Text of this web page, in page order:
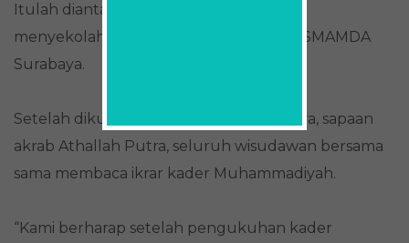
Itulah diantaranya yang menjadikannya
menyekolahkan putri dan putranya ke SMAMDA
Surabaya.
Setelah dikukuhkan, dipimpin oleh Putra, sapaan
akrab Athallah Putra, seluruh wisudawan bersama
sama membaca ikrar kader Muhammadiyah.
“Kami berharap setelah pengukuhan kader